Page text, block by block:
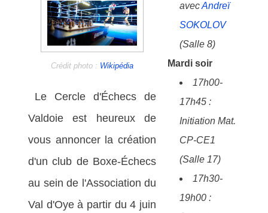
Crédit photo : Wikipédia
Le Cercle d'Échecs de
Valdoie est heureux de
vous annoncer la création
d'un club de Boxe-Échecs
au sein de l'Association du
Val d'Oye à partir du 4 juin
avecAndreï
SOKOLOV
(Salle 8)
Mardi soir
17h00-
17h45 :
Initiation Mat.
CP-CE1
(Salle 17)
17h30-
19h00 :